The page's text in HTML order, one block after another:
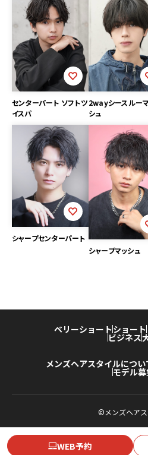
WEB予約
センターパート ソフトツ
イスパ
2wayシースルー
シュ
シャープセンターパート
シャープマッシュ
ベリーショートショート
ビジネス
メンズヘアスタイルについ
モデル
©メンズヘア